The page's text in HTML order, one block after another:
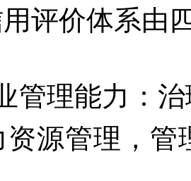
评价体系由
管理能力：
资源管理，管